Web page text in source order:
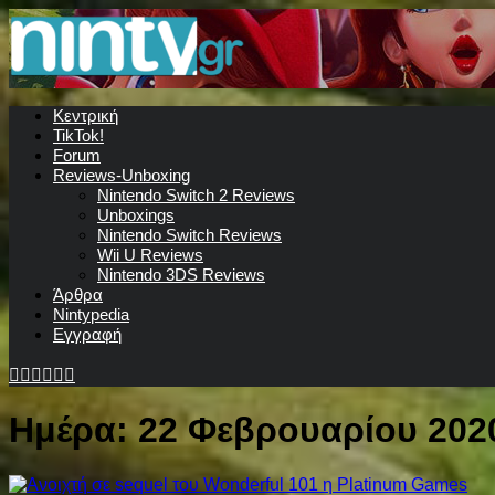
Κεντρική
TikTok!
Forum
Reviews-Unboxing
Nintendo Switch 2 Reviews
Unboxings
Nintendo Switch Reviews
Wii U Reviews
Nintendo 3DS Reviews
Άρθρα
Nintypedia
Εγγραφή
Ημέρα:22 Φεβρουαρίου